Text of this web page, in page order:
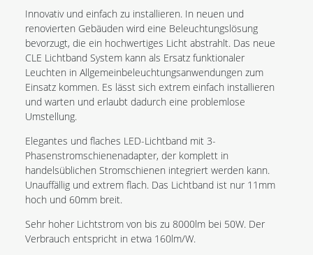
Innovativ und einfach zu installieren. In neuen und
renovierten Gebäuden wird eine Beleuchtungslösung
bevorzugt, die ein hochwertiges Licht abstrahlt. Das neue
CLE Lichtband System kann als Ersatz funktionaler
Leuchten in Allgemeinbeleuchtungsanwendungen zum
Einsatz kommen. Es lässt sich extrem einfach installieren
und warten und erlaubt dadurch eine problemlose
Umstellung.
Elegantes und flaches LED-Lichtband mit 3-
Phasenstromschienenadapter, der komplett in
handelsüblichen Stromschienen integriert werden kann.
Unauffällig und extrem flach. Das Lichtband ist nur 11mm
hoch und 60mm breit.
Sehr hoher Lichtstrom von bis zu 8000lm bei 50W. Der
Verbrauch entspricht in etwa 160lm/W.